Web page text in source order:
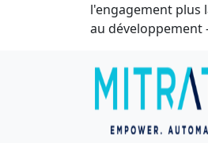
l'engagement plus
au développement